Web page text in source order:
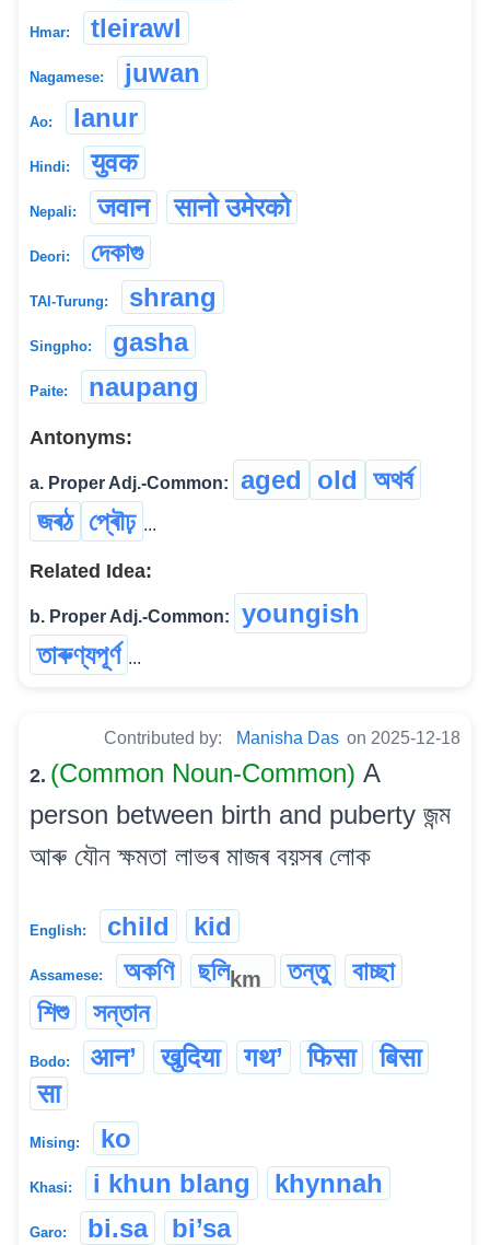
Hmar: tleirawl
Nagamese: juwan
Ao: lanur
Hindi: युवक
Nepali: जवान सानो उमेरको
Deori: দেকাগু
TAI-Turung: shrang
Singpho: gasha
Paite: naupang
Antonyms:
a. Proper Adj.-Common: aged old অথৰ্ব
জৰঠ প্ৰৌঢ় ...
Related Idea:
b. Proper Adj.-Common:
youngish
তাৰুণ্যপূৰ্ণ ...
Contributed by: Manisha Das on 2025-12-18
2. (Common Noun-Common) A
person between birth and puberty জন্ম
আৰু যৌন ক্ষমতা লাভৰ মাজৰ বয়সৰ লোক
English: child kid
Assamese: অকণি ছলিkm তন্তু
বাচ্ছা
শিশু
সন্তান
Bodo: आन’ खुदिया गथ’ फिसा
बिसा
सा
Mising: ko
Khasi: i khun blang khynnah
Garo: bi.sa bi’sa